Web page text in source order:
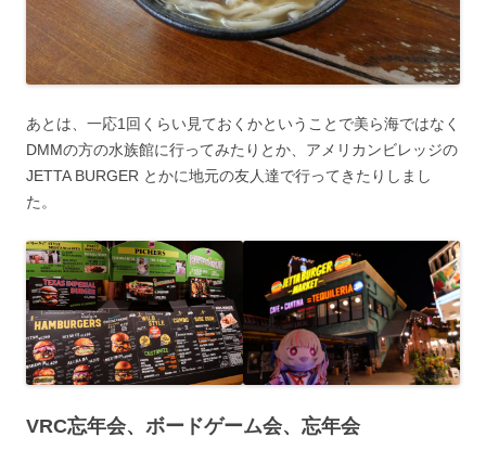
あとは、一応1回くらい見ておくかということで美ら海ではなく
DMMの方の水族館に行ってみたりとか、アメリカンビレッジの
JETTA BURGER とかに地元の友人達で行ってきたりしまし
た。
VRC忘年会、ボードゲーム会、忘年会